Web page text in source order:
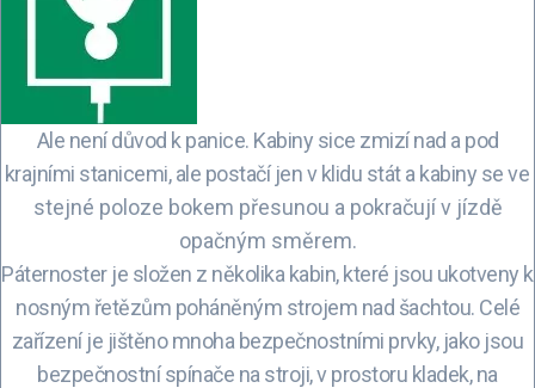
Ale není důvod k panice. Kabiny sice zmizí nad a pod
krajními stanicemi, ale postačí jen v klidu stát a kabiny seve
stejné poloze bokem přesunou a pokračují v jízdě
opačným směrem.
Páternoster je složen z několika kabin, které jsou ukotveny k
nosným řetězům poháněným strojem nad šachtou. Celé
zařízení je jištěno mnoha bezpečnostními prvky, jako jsou
bezpečnostní spínače na stroji, v prostoru kladek, na